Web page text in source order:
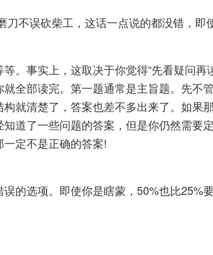
不误砍柴工，这话一点说的都没错，即
。事实上，这取决于你觉得“先看疑问
全部读完。第一题通常是主旨题。先
就清楚了，答案也差不多出来了。如
道了一些问题的答案，但是你仍然需
定不是正确的答案!
的选项。即使你是瞎蒙，50%也比